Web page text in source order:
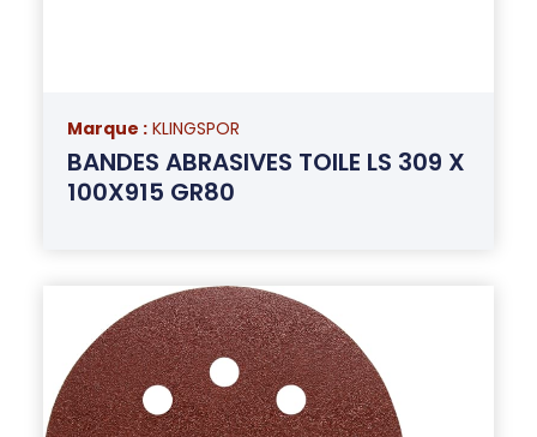
Marque : KLINGSPOR
BANDES ABRASIVES TOILE LS 309 X
100X915 GR80